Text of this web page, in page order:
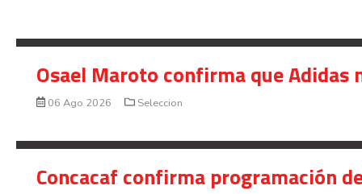
Osael Maroto confirma que Adidas
06 Ago 2026 Seleccion
Concacaf confirma programación